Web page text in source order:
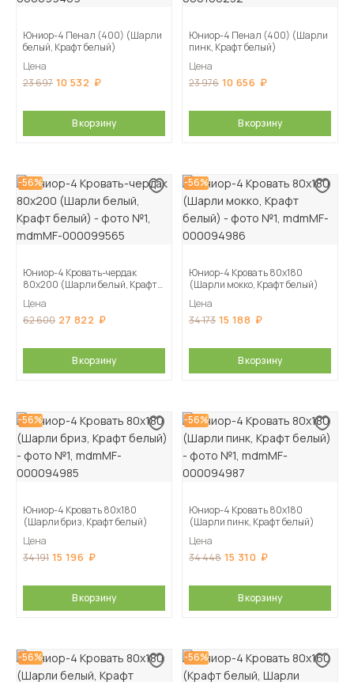
Юниор-4 Пенал (400) (Шарли
белый, Крафт белый)
Цена
23 697 10 532
В корзину
Юниор-4 Пенал (400) (Шарли
пинк, Крафт белый)
Цена
23 976 10 656
В корзину
-56%
Юниор-4 Кровать-чердак
80х200 (Шарли белый, Крафт
Цена
62 600 27 822
В корзину
-56%
Юниор-4 Кровать 80х180
(Шарли мокко, Крафт белый)
Цена
34 173 15 188
В корзину
-56%
Юниор-4 Кровать 80х180
(Шарли бриз, Крафт белый)
Цена
34 191 15 196
В корзину
-56%
Юниор-4 Кровать 80х180
(Шарли пинк, Крафт белый)
Цена
34 448 15 310
В корзину
-56% -56%